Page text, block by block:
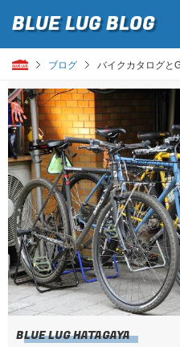
BLUE LUGBLOG
ブログ バイクカタログと
BLUE LUG HATAGAYA